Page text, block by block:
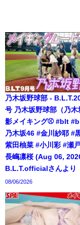
乃木坂野球部 -
号 乃木坂野球部（乃木
影メイキング⚾️ #blt
乃木坂46 #金川紗耶 #
紫田柚菜 #小川彩 #瀬
長嶋凛桜 (Aug 06,
B.L.T.officialさんより
08/06/2026